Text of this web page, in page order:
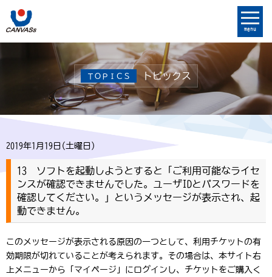
menu
ＴＯＰＩＣＳ トピックス
2019年1月19日(土曜日)
13 ソフトを起動しようとすると「ご利用可能なライセ
ンスが確認できませんでした。ユーザIDとパスワードを
確認してください。」というメッセージが表示され、起
動できません。
このメッセージが表示される原因の一つとして、利用チケットの有
効期限が切れていることが考えられます。その場合は、本サイト右
上メニューから「マイページ」にログインし、チケットをご購入く